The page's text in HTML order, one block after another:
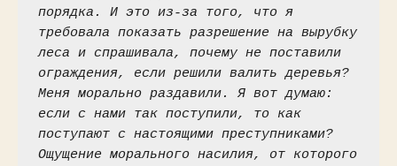
порядка. И это из-за того, что я
требовала показать разрешение на вырубку
леса и спрашивала, почему не поставили
ограждения, если решили валить деревья?
Меня морально раздавили. Я вот думаю:
если с нами так поступили, то как
поступают с настоящими преступниками?
Ощущение морального насилия, от которого